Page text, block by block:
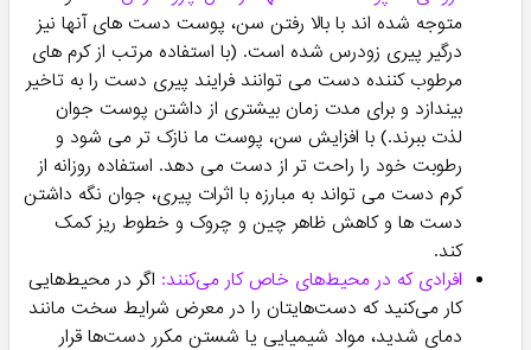
متوجه شده اند با بالا رفتن سن، پوست دست های آنها نیز
درگیر پیری زودرس شده است. (با استفاده مرتب از کرم های
مرطوب کننده دست می توانند فرایند پیری دست را به تاخیر
بیندازد و برای مدت زمان بیشتری از داشتن پوست جوان
لذت ببرند.) با افزایش سن، پوست ما نازک تر می شود و
رطوبت خود را راحت تر از دست می دهد. استفاده روزانه از
کرم دست می تواند به مبارزه با اثرات پیری، جوان نگه داشتن
دست ها و کاهش ظاهر چین و چروک و خطوط ریز کمک
کند.
افرادی که در محیط‌های خاص کار می‌کنند: اگر در محیط‌هایی
کار می‌کنید که دست‌هایتان را در معرض شرایط سخت مانند
دمای شدید، مواد شیمیایی یا شستن مکرر دست‌ها قرار